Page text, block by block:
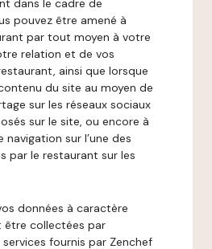
dans le cadre de
pouvez être amené à
par tout moyen à votre
relation et de vos
ainsi que lorsque
du site au moyen de
sur les réseaux sociaux
sur le site, ou encore à
navigation sur l’une des
par le restaurant sur les
données à caractère
être collectées par
services fournis par Zenchef